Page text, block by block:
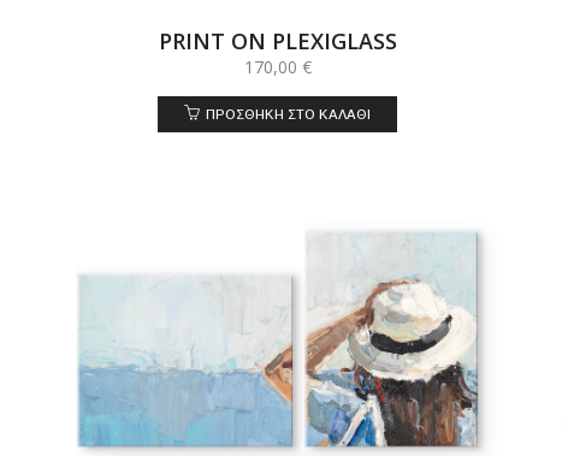
PRINT ON PLEXIGLASS
170,00 €
ΠΡΟΣΘΉΚΗ ΣΤΟ ΚΑΛΆΘΙ